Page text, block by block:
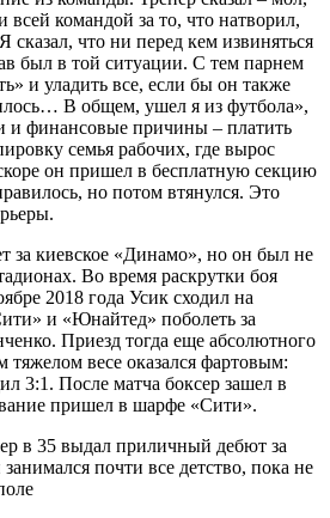
командой за то, что натворил,
сказал, что ни перед кем извиняться
был в той ситуации. С тем парнем
и уладить все, если бы он также
В общем, ушел я из футбола»,
и финансовые причины – платить
семья рабочих, где вырос
он пришел в бесплатную секцию
но потом втянулся. Это
за киевское «Динамо», но он был не
Во время раскрутки боя
2018 года Усик сходил на
и «Юнайтед» поболеть за
Приезд тогда еще абсолютного
весе оказался фартовым:
3:1. После матча боксер зашел в
пришел в шарфе «Сити».